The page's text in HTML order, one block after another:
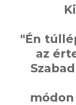
"Én
az